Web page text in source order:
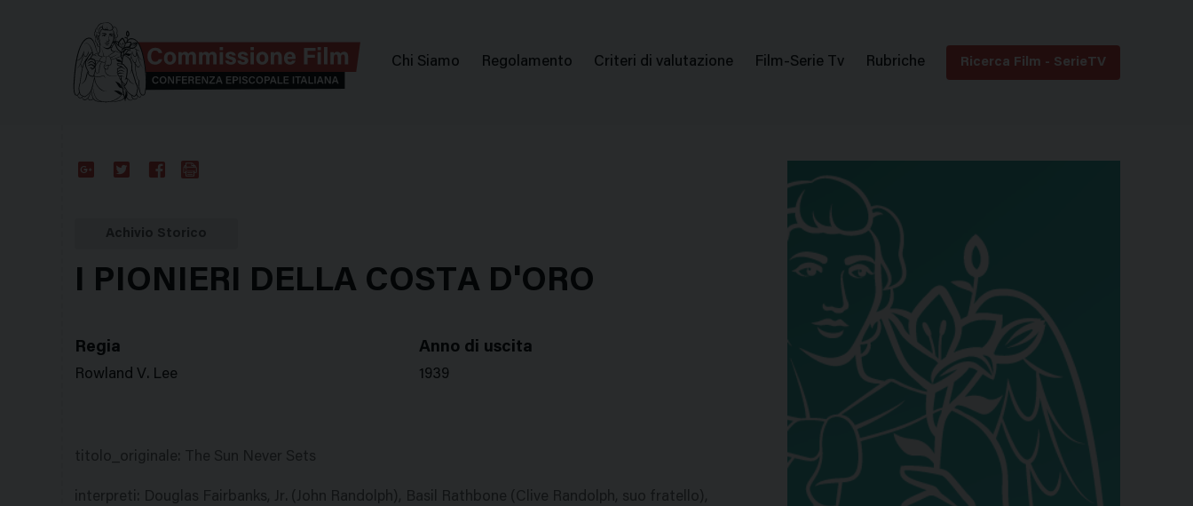
Menu
Chi Siamo Regolamento Criteri di valutazione Film-Serie Tv Rubriche Ricerca Film - SerieTV
I PIONIERI DELLA COSTA D'ORO
Regia
Rowland V. Lee
Anno di uscita
1939
titolo_originale: The Sun Never Sets
interpreti: Douglas Fairbanks, Jr. (John Randolph), Basil Rathbone (Clive Randolph, suo fratello),